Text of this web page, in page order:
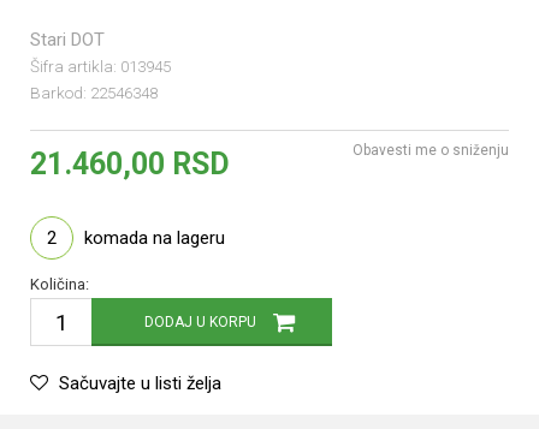
Stari DOT
Šifra artikla: 013945
Barkod: 22546348
21.460,00 RSD Obavesti me o sniženju
2 komada na lageru
Količina:
DODAJ U KORPU
Sačuvajte u listi želja